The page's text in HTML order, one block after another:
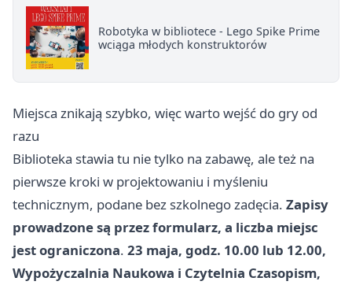
Robotyka w bibliotece - Lego Spike Prime
wciąga młodych konstruktorów
Miejsca znikają szybko, więc warto wejść do gry od
razu
Biblioteka stawia tu nie tylko na zabawę, ale też na
pierwsze kroki w projektowaniu i myśleniu
technicznym, podane bez szkolnego zadęcia. Zapisy
prowadzone są przez formularz, a liczba miejsc
jest ograniczona. 23 maja, godz. 10.00 lub 12.00,
Wypożyczalnia Naukowa i Czytelnia Czasopism,